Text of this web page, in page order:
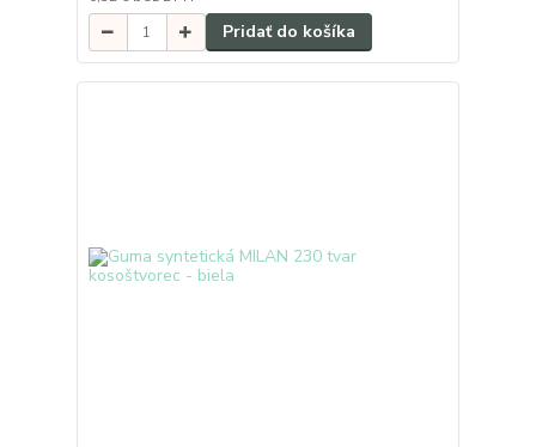
Pridať do košíka